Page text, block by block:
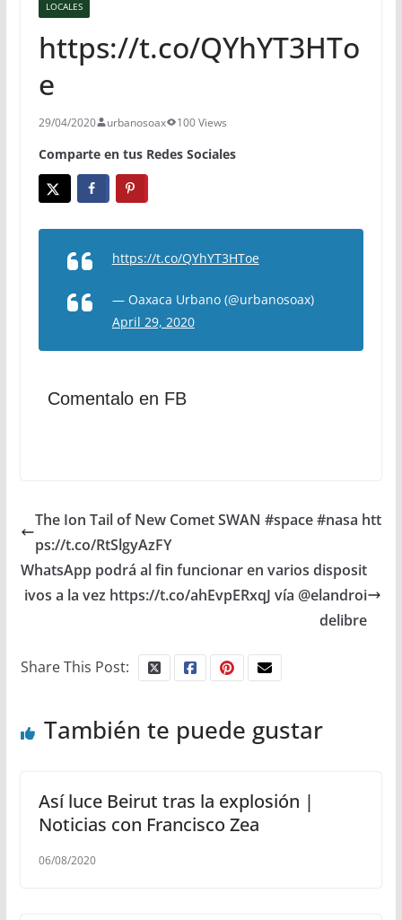
LOCALES
https://t.co/QYhYT3HTo
e
29/04/2020 urbanosoax 100 Views
Comparte en tus Redes Sociales
https://t.co/QYhYT3HToe
— Oaxaca Urbano (@urbanosoax)
April 29, 2020
Comentalo en FB
The Ion Tail of New Comet SWAN #space #nasa htt
ps://t.co/RtSlgyAzFY
WhatsApp podrá al fin funcionar en varios disposit
ivos a la vez https://t.co/ahEvpERxqJ vía @elandroi
delibre
Share This Post:
También te puede gustar
Así luce Beirut tras la explosión |
Noticias con Francisco Zea
06/08/2020